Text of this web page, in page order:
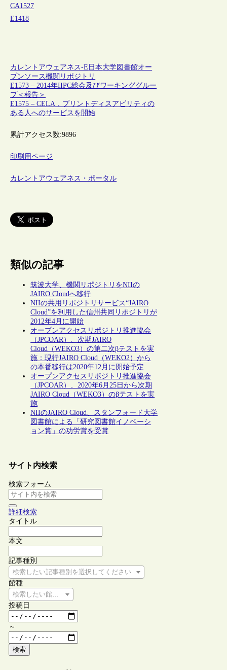
CA1527
E1418
カレントアウェアネス-E 日本大学図書館オー
プンソース機関リポジトリ
E1573 – 2014年IIPC総会及びワーキンググルー
プ＜報告＞
E1575 – CELA，プリントディスアビリティの
ある人へのサービスを開始
累計アクセス数:9896
印刷用ページ
カレントアウェアネス・ポータル
類似の記事
筑波大学、機関リポジトリをNIIの
JAIRO Cloudへ移行
NIIの共用リポジトリサービス“JAIRO
Cloud”を利用した信州共同リポジトリが
2012年4月に開始
オープンアクセスリポジトリ推進協会
（JPCOAR）、次期JAIRO
Cloud（WEKO3）の第二次βテストを実
施：現行JAIRO Cloud（WEKO2）から
の本番移行は2020年12月に開始予定
オープンアクセスリポジトリ推進協会
（JPCOAR）、2020年6月25日から次期
JAIRO Cloud（WEKO3）のβテストを実
施
NIIのJAIRO Cloud、スタンフォード大学
図書館による「研究図書館イノベーシ
ョン賞」の功労賞を受賞
サイト内検索
検索フォーム
詳細検索
タイトル
本文
記事種別
検索したい記事種別を選択してください
館種
検索したい館種を選択してください
投稿日
～
検索